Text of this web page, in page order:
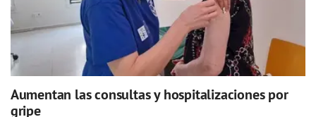
Aumentan las consultas y hospitalizaciones por
gripe